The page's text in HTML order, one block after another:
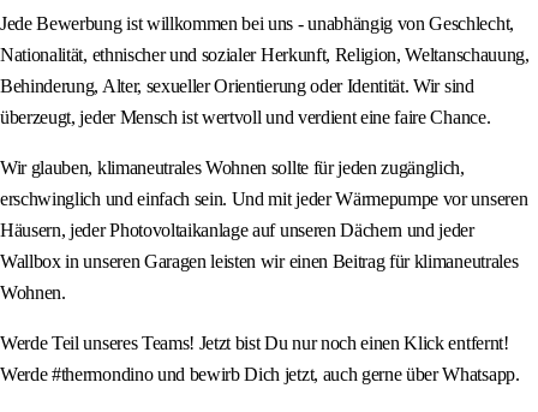
Jede Bewerbung ist willkommen bei uns - unabhängig von Geschlecht,
Nationalität, ethnischer und sozialer Herkunft, Religion, Weltanschauung,
Behinderung, Alter, sexueller Orientierung oder Identität. Wir sind
überzeugt, jeder Mensch ist wertvoll und verdient eine faire Chance.
Wir glauben, klimaneutrales Wohnen sollte für jeden zugänglich,
erschwinglich und einfach sein. Und mit jeder Wärmepumpe vor unseren
Häusern, jeder Photovoltaikanlage auf unseren Dächern und jeder
Wallbox in unseren Garagen leisten wir einen Beitrag für klimaneutrales
Wohnen.
Werde Teil unseres Teams! Jetzt bist Du nur noch einen Klick entfernt!
Werde #thermondino und bewirb Dich jetzt, auch gerne über Whatsapp.